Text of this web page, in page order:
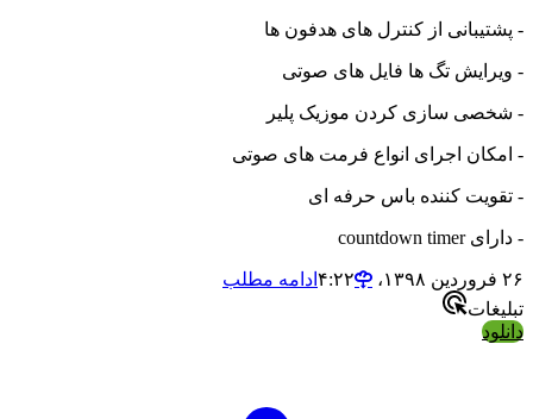
- پشتیبانی از کنترل های هدفون ها
- ویرایش تگ ها فایل های صوتی
- شخصی سازی کردن موزیک پلیر
- امکان اجرای انواع فرمت های صوتی
- تقویت کننده باس حرفه ای
- دارای countdown timer
۲۶ فروردین ۱۳۹۸،‏ ۴:۲۲
ادامه مطلب
تبلیغات
دانلود